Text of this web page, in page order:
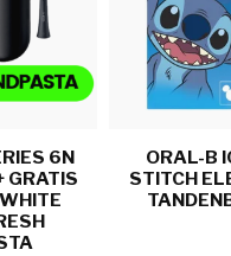
6N
GRATIS
ORAL-B
STITCH